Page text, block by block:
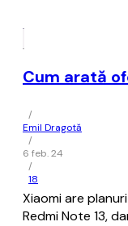
Cum arată
/
Emil Dragotă
/
6 feb. 24
/
18
Xiaomi are
Redmi Note 13,